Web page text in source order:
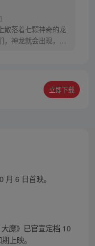
散落着七颗神奇的龙
，神龙就会出现，并
立即下载
月 6 日首映。
魔》已官宣定档 10
上映。